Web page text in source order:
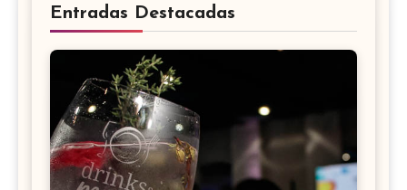
Entradas Destacadas